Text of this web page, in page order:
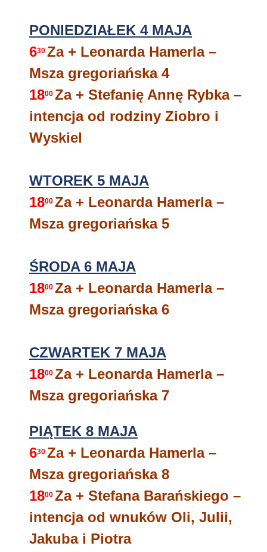
PONIEDZIAŁEK 4 MAJA
630 Za + Leonarda Hamerla –
Msza gregoriańska 4
1800 Za + Stefanię Annę Rybka –
intencja od rodziny Ziobro i
Wyskiel
WTOREK 5 MAJA
1800 Za + Leonarda Hamerla –
Msza gregoriańska 5
ŚRODA 6 MAJA
1800 Za + Leonarda Hamerla –
Msza gregoriańska 6
CZWARTEK 7 MAJA
1800 Za + Leonarda Hamerla –
Msza gregoriańska 7
PIĄTEK 8 MAJA
630 Za + Leonarda Hamerla –
Msza gregoriańska 8
1800 Za + Stefana Barańskiego –
intencja od wnuków Oli, Julii,
Jakuba i Piotra